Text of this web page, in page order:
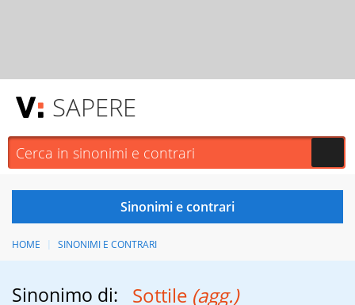
SAPERE
HOME SINONIMI E CONTRARI
Sinonimo di: Sottile (agg.)